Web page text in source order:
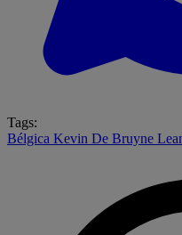
Tags:
Bélgica Kevin De Bruyne